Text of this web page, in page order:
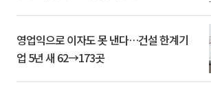
영업익으로 이자도 못 낸다…건설 한계기
업 5년 새 62→173곳